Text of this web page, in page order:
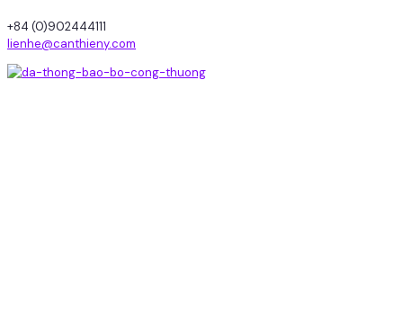
+84 (0)902444111
lienhe@canthieny.com